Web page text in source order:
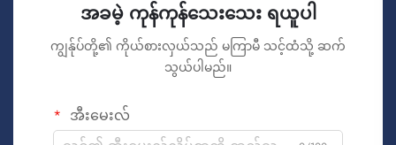
အခမဲ့ ကုန်ကုန်သေးသေး ရယူပါ
ကျွန်ုပ်တို့၏ ကိုယ်စားလှယ်သည် မကြာမီ သင့်ထံသို့ ဆက်
သွယ်ပါမည်။
အီးမေးလ်